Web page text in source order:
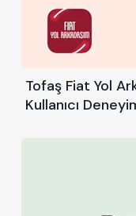
Tofaş Fiat Yol
Kullanıcı